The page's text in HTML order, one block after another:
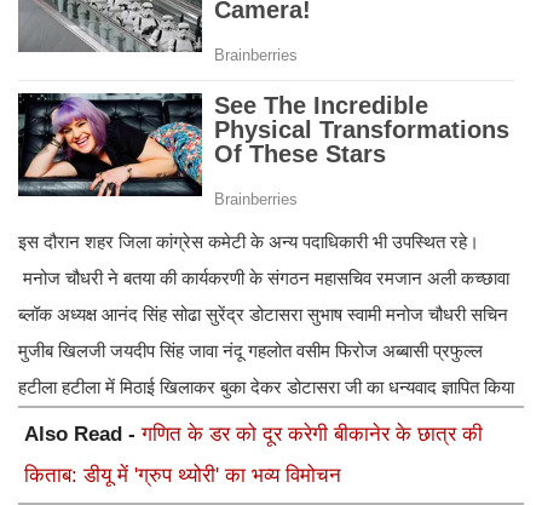
इस दौरान शहर जिला कांग्रेस कमेटी के अन्य पदाधिकारी भी उपस्थित रहे।
मनोज चौधरी ने बतया की कार्यकरणी के संगठन महासचिव रमजान अली कच्छावा
ब्लॉक अध्यक्ष आनंद सिंह सोढा सुरेंद्र डोटासरा सुभाष स्वामी मनोज चौधरी सचिन
मुजीब खिलजी जयदीप सिंह जावा नंदू गहलोत वसीम फिरोज अब्बासी प्रफुल्ल
हटीला हटीला में मिठाई खिलाकर बुका देकर डोटासरा जी का धन्यवाद ज्ञापित किया
Also Read -गणित के डर को दूर करेगी बीकानेर के छात्र की
किताब: डीयू में 'ग्रुप थ्योरी' का भव्य विमोचन